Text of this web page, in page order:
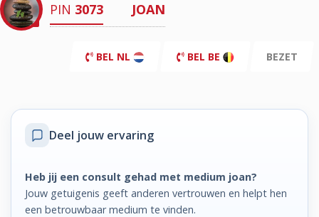
PIN 3073 JOAN
BEL NL BEL BE BEZET
Deel jouw ervaring
Heb jij een consult gehad met medium joan?
Jouw getuigenis geeft anderen vertrouwen en helpt hen
een betrouwbaar medium te vinden.